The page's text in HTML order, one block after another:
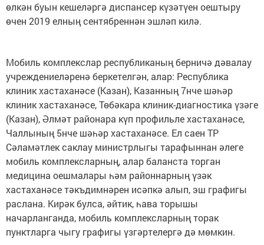
өлкән буын кешеләргә диспансер күзәтүен оештыру
өчен 2019 елның сентябреннән эшләп килә.
Мобиль комплекслар республиканың берничә дәвалау
учреждениеләренә беркетелгән, алар: Республика
клиник хастаханәсе (Казан), Казанның 7нче шәһәр
клиник хастаханәсе, Төбәкара клиник-диагностика үзәге
(Казан), Әлмәт районара күп профильле хастаханәсе,
Чаллының 5нче шәһәр хастаханәсе. Ел саен ТР
Сәламәтлек саклау министрлыгы тарафыннан әлеге
мобиль комплексларның, алар баланста торган
медицина оешмалары һәм районнарның үзәк
хастаханәсе тәкъдимнәрен исәпкә алып, эш графигы
раслана. Кирәк булса, әйтик, һава торышы
начарланганда, мобиль комплексларның торак
пунктларга чыгу графигы үзгәртелергә дә мөмкин.